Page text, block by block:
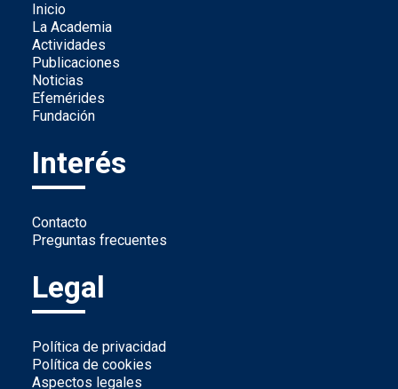
Inicio
La Academia
Actividades
Publicaciones
Noticias
Efemérides
Fundación
Interés
Contacto
Preguntas frecuentes
Legal
Política de privacidad
Política de cookies
Aspectos legales